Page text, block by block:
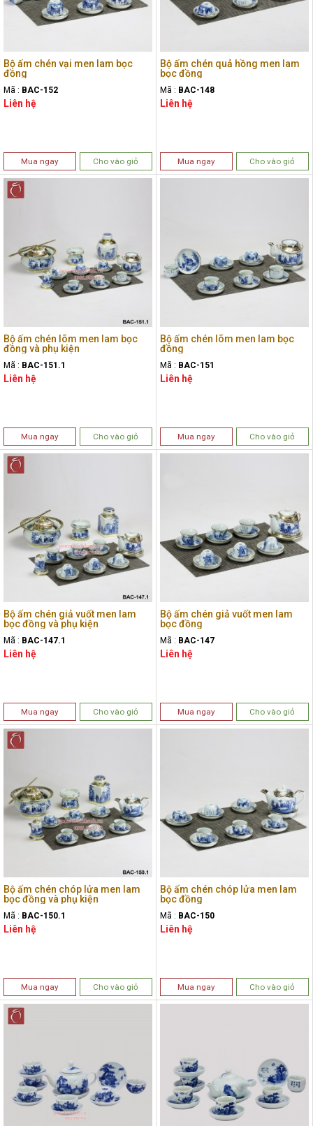
Bộ ấm chén vại men lam bọc
đồng
Mã : BAC-152
Liên hệ
Mua ngay Cho vào giỏ
Bộ ấm chén quả hồng men lam
bọc đồng
Mã : BAC-148
Liên hệ
Mua ngay Cho vào giỏ
Bộ ấm chén lõm men lam bọc
đồng và phụ kiện
Mã : BAC-151.1
Liên hệ
Mua ngay Cho vào giỏ
Bộ ấm chén lõm men lam bọc
đồng
Mã : BAC-151
Liên hệ
Mua ngay Cho vào giỏ
Bộ ấm chén giả vuốt men lam
bọc đồng và phụ kiện
Mã : BAC-147.1
Liên hệ
Mua ngay Cho vào giỏ
Bộ ấm chén giả vuốt men lam
bọc đồng
Mã : BAC-147
Liên hệ
Mua ngay Cho vào giỏ
Bộ ấm chén chóp lửa men lam
bọc đồng và phụ kiện
Mã : BAC-150.1
Liên hệ
Mua ngay Cho vào giỏ
Bộ ấm chén chóp lửa men lam
bọc đồng
Mã : BAC-150
Liên hệ
Mua ngay Cho vào giỏ